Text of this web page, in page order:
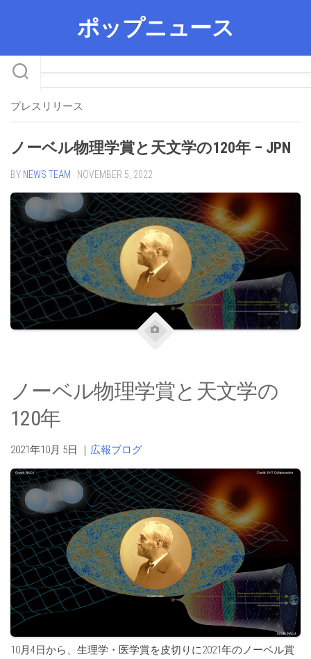
ポップニュース
プレスリリース
ノーベル物理学賞と天文学の120年 – JPN
BY NEWS TEAM · NOVEMBER 5, 2022
ノーベル物理学賞と天文学の
120年
2021年10月 5日 ｜ 広報ブログ
10月4日から、生理学・医学賞を皮切りに2021年のノーベル賞